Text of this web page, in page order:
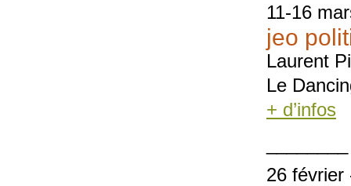
11-16
jeo
Laurent
Le
+ d’infos
26 février